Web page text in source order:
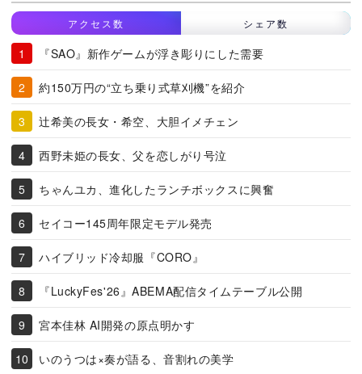
アクセス数 シェア数
『SAO』新作ゲームが浮き彫りにした需要
約150万円の“立ち乗り式草刈機”を紹介
辻希美の長女・希空、大胆イメチェン
西野未姫の長女、父を恋しがり号泣
ちゃんユカ、進化したランチボックスに興奮
セイコー145周年限定モデル発売
ハイブリッド冷却服『CORO』
『LuckyFes'26』ABEMA配信タイムテーブル公開
宮本佳林 AI開発の原点明かす
いのうつは×奏が語る、音割れの美学